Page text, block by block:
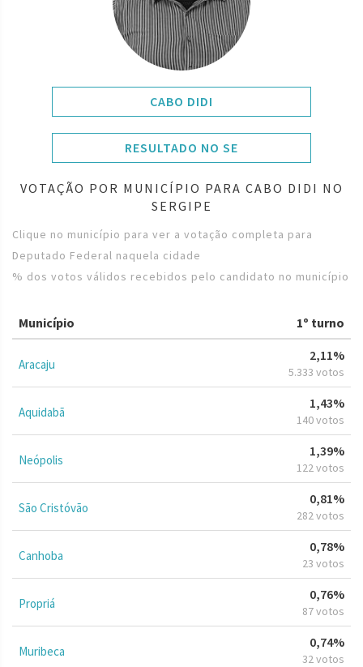
CABO DIDI
RESULTADO NO SE
VOTAÇÃO POR MUNICÍPIO PARA CABO DIDI NO
SERGIPE
Clique no município para ver a votação completa para
Deputado Federal naquela cidade
% dos votos válidos recebidos pelo candidato no município
Município 1º turno
Aracaju
2,11%
5.333 votos
Aquidabã
1,43%
140 votos
Neópolis
1,39%
122 votos
São Cristóvão
0,81%
282 votos
Canhoba
0,78%
23 votos
Propriá
0,76%
87 votos
Muribeca
0,74%
32 votos